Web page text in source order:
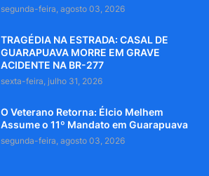
segunda-feira, agosto 03, 2026
TRAGÉDIA NA ESTRADA: CASAL DE
GUARAPUAVA MORRE EM GRAVE
ACIDENTE NA BR-277
sexta-feira, julho 31, 2026
O Veterano Retorna: Élcio Melhem
Assume o 11º Mandato em Guarapuava
segunda-feira, agosto 03, 2026